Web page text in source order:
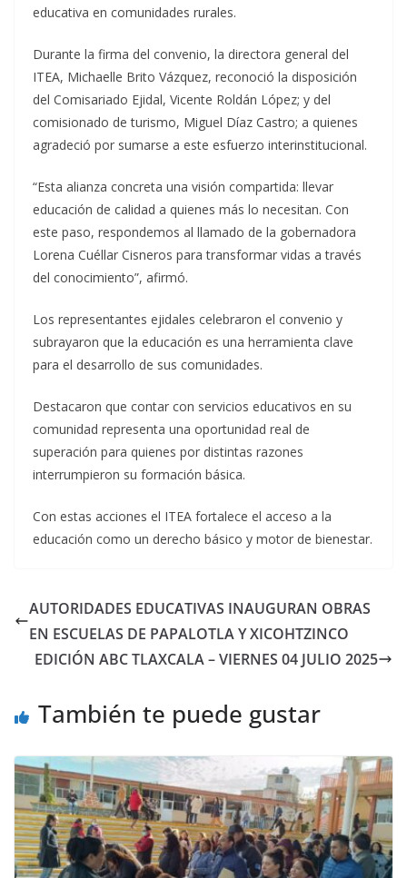
educativa en comunidades rurales.
Durante la firma del convenio, la directora general del
ITEA, Michaelle Brito Vázquez, reconoció la disposición
del Comisariado Ejidal, Vicente Roldán López; y del
comisionado de turismo, Miguel Díaz Castro; a quienes
agradeció por sumarse a este esfuerzo interinstitucional.
“Esta alianza concreta una visión compartida: llevar
educación de calidad a quienes más lo necesitan. Con
este paso, respondemos al llamado de la gobernadora
Lorena Cuéllar Cisneros para transformar vidas a través
del conocimiento”, afirmó.
Los representantes ejidales celebraron el convenio y
subrayaron que la educación es una herramienta clave
para el desarrollo de sus comunidades.
Destacaron que contar con servicios educativos en su
comunidad representa una oportunidad real de
superación para quienes por distintas razones
interrumpieron su formación básica.
Con estas acciones el ITEA fortalece el acceso a la
educación como un derecho básico y motor de bienestar.
AUTORIDADES EDUCATIVAS INAUGURAN OBRAS
EN ESCUELAS DE PAPALOTLA Y XICOHTZINCO
EDICIÓN ABC TLAXCALA – VIERNES 04 JULIO 2025
También te puede gustar